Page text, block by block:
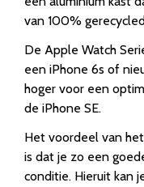
van 100%
De Apple Watch
een iPhone 6s of
hoger voor een
de iPhone SE.
Het voordeel van
is dat je zo een
conditie. Hieruit kan